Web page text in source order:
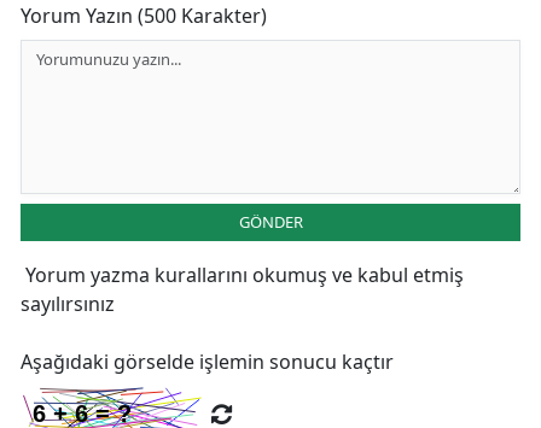
Yorum Yazın (500 Karakter)
GÖNDER
Yorum yazma kurallarını okumuş ve kabul etmiş
sayılırsınız
Aşağıdaki görselde işlemin sonucu kaçtır